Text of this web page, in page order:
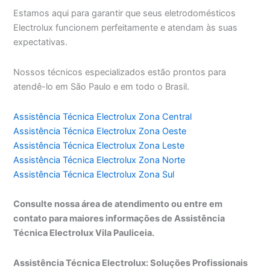
Estamos aqui para garantir que seus eletrodomésticos
Electrolux funcionem perfeitamente e atendam às suas
expectativas.
Nossos técnicos especializados estão prontos para
atendê-lo em São Paulo e em todo o Brasil.
Assistência Técnica Electrolux Zona Central
Assistência Técnica Electrolux Zona Oeste
Assistência Técnica Electrolux Zona Leste
Assistência Técnica Electrolux Zona Norte
Assistência Técnica Electrolux Zona Sul
Consulte nossa área de atendimento ou entre em
contato para maiores informações de Assistência
Técnica Electrolux Vila Pauliceia.
Assistência Técnica Electrolux: Soluções Profissionais